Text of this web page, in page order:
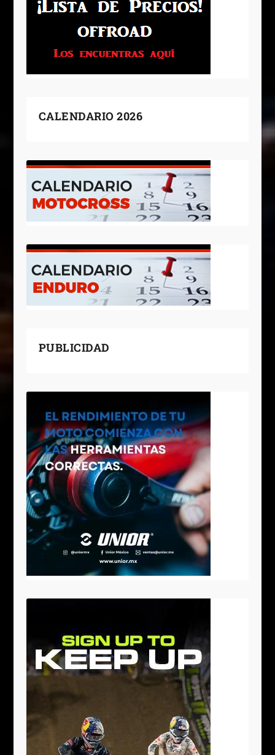
CALENDARIO 2026
PUBLICIDAD